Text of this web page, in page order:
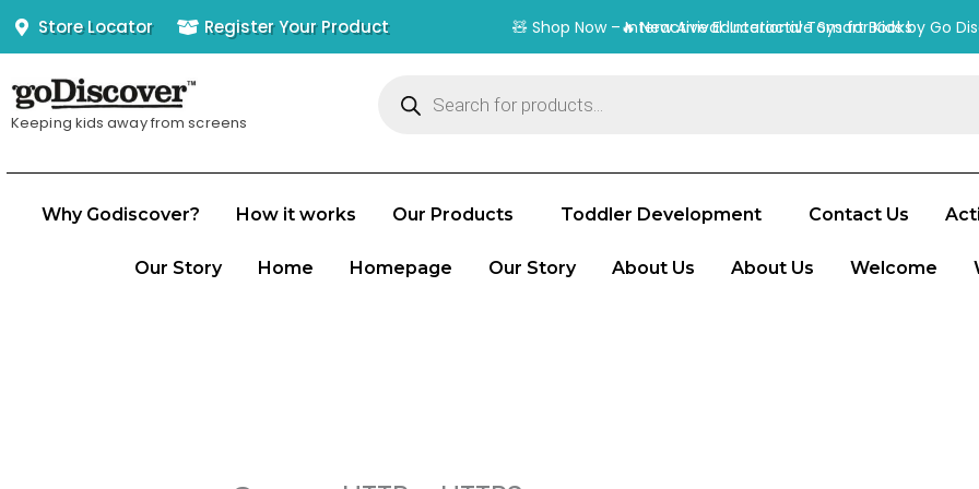
Skip
to
content
Store Locator Register Your Product
Keeping kids away from screens
search
Why Godiscover? How it works Our Products Toddler Development Contact Us
Our Story Home Homepage Our Story About Us About Us Welcome